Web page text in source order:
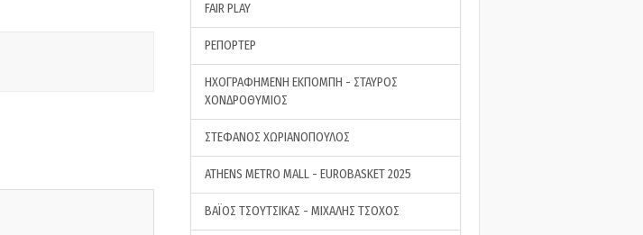
FAIR PLAY
ΡΕΠΟΡΤΕΡ
ΗΧΟΓΡΑΦΗΜΕΝΗ ΕΚΠΟΜΠΗ - ΣΤΑΥΡΟΣ
ΧΟΝΔΡΟΘΥΜΙΟΣ
ΣΤΕΦΑΝΟΣ ΧΩΡΙΑΝΟΠΟΥΛΟΣ
ATHENS METRO MALL - EUROBASKET 2025
ΒΑΪΟΣ ΤΣΟΥΤΣΙΚΑΣ - ΜΙΧΑΛΗΣ ΤΣΟΧΟΣ